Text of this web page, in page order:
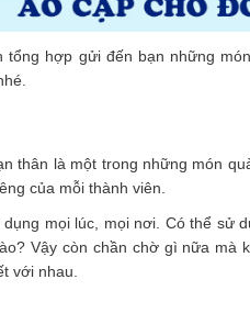
tổng hợp gửi đến bạn những
thân là một trong những món
của mỗi thành viên.
mọi lúc, mọi nơi. Có thể sử
Vậy còn chần chờ gì nữa mà
với nhau.